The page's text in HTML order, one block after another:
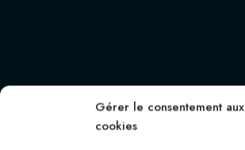
Gérer le consentement aux
cookies